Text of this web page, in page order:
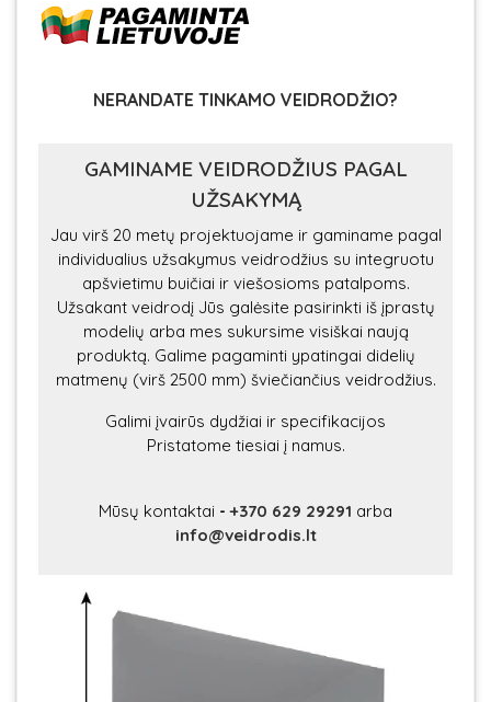
NERANDATE TINKAMO VEIDRODŽIO?
GAMINAME VEIDRODŽIUS PAGAL
UŽSAKYMĄ
Jau virš 20 metų projektuojame ir gaminame pagal
individualius užsakymus veidrodžius su integruotu
apšvietimu buičiai ir viešosioms patalpoms.
Užsakant veidrodį Jūs galėsite pasirinkti iš įprastų
modelių arba mes sukursime visiškai naują
produktą. Galime pagaminti ypatingai didelių
matmenų (virš 2500 mm) šviečiančius veidrodžius.
Galimi įvairūs dydžiai ir specifikacijos
Pristatome tiesiai į namus.
Mūsų kontaktai -+370 629 29291 arba
info@veidrodis.lt